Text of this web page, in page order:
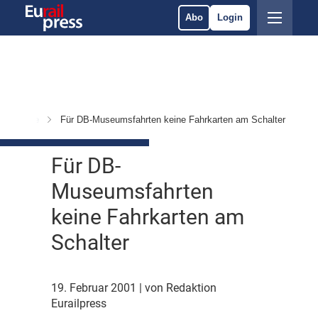
Abo Login
Für DB-Museumsfahrten keine Fahrkarten am Schalter
Für DB-
Museumsfahrten
keine Fahrkarten am
Schalter
19. Februar 2001
| von Redaktion
Eurailpress